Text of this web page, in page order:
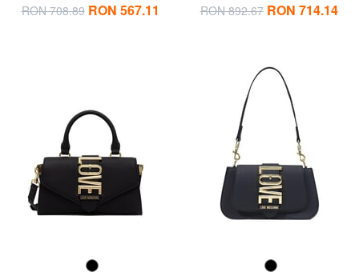
RON 708.89 RON 567.11 RON 892.67 RON 714.14